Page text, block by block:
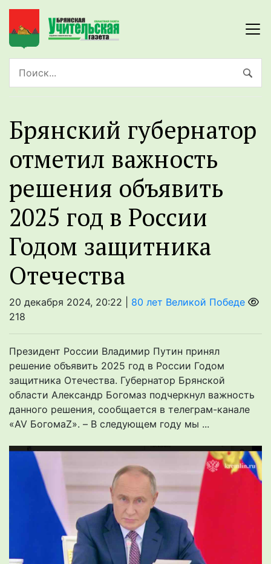
Брянский губернатор
отметил важность
решения объявить
2025 год в России
Годом защитника
Отечества
20 декабря 2024, 20:22 | 80 лет Великой Победе
218
Президент России Владимир Путин принял
решение объявить 2025 год в России Годом
защитника Отечества. Губернатор Брянской
области Александр Богомаз подчеркнул важность
данного решения, сообщается в телеграм-канале
«AV БогомаZ». – В следующем году мы ...